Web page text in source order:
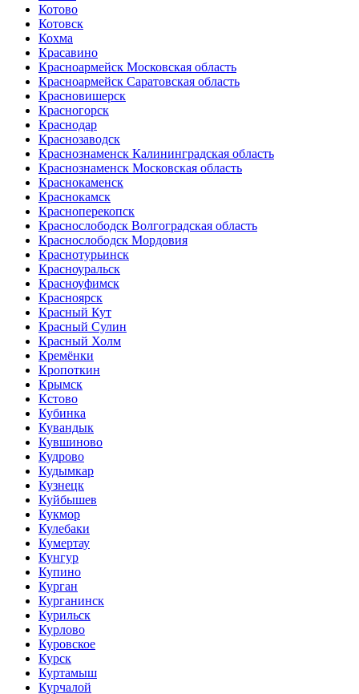
Котово
Котовск
Кохма
Красавино
Красноармейск Московская область
Красноармейск Саратовская область
Красновишерск
Красногорск
Краснодар
Краснозаводск
Краснознаменск Калининградская область
Краснознаменск Московская область
Краснокаменск
Краснокамск
Красноперекопск
Краснослободск Волгоградская область
Краснослободск Мордовия
Краснотурьинск
Красноуральск
Красноуфимск
Красноярск
Красный Кут
Красный Сулин
Красный Холм
Кремёнки
Кропоткин
Крымск
Кстово
Кубинка
Кувандык
Кувшиново
Кудрово
Кудымкар
Кузнецк
Куйбышев
Кукмор
Кулебаки
Кумертау
Кунгур
Купино
Курган
Курганинск
Курильск
Курлово
Куровское
Курск
Куртамыш
Курчалой